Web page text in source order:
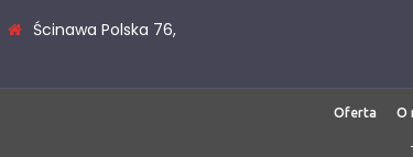
Ścinawa Polska 76,
Oferta O